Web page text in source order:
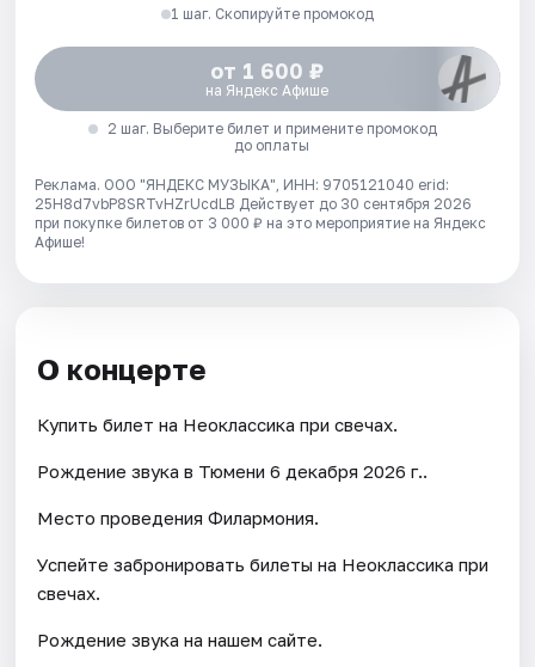
1 шаг. Скопируйте промокод
от 1 600 ₽
на Яндекс Афише
2 шаг. Выберите билет и примените промокод
до оплаты
Реклама. ООО "ЯНДЕКС МУЗЫКА", ИНН: 9705121040 erid:
25H8d7vbP8SRTvHZrUcdLB Действует до 30 сентября 2026
при покупке билетов от 3 000 ₽ на это мероприятие на Яндекс
Афише!
О концерте
Купить билет на Неоклассика при свечах.
Рождение звука в Тюмени 6 декабря 2026 г..
Место проведения Филармония.
Успейте забронировать билеты на Неоклассика при
свечах.
Рождение звука на нашем сайте.